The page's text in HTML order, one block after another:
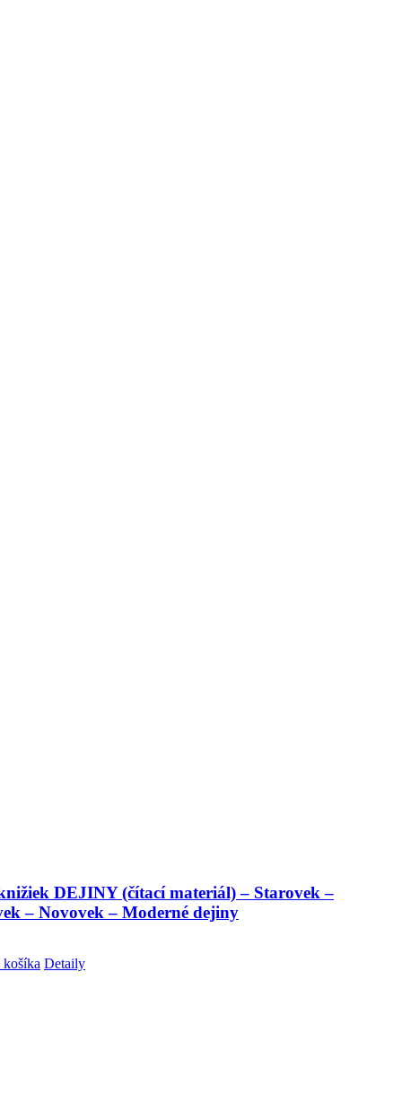
DEJINY (čítací materiál) – Starovek –
– Novovek – Moderné dejiny
Detaily